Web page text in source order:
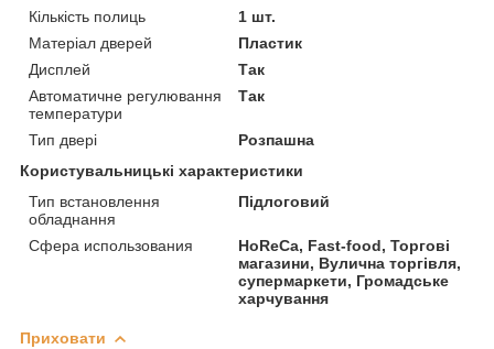
Кількість полиць
1 шт.
Матеріал дверей
Пластик
Дисплей
Так
Автоматичне регулювання
температури
Так
Тип двері
Розпашна
Користувальницькі характеристики
Тип встановлення
обладнання
Підлоговий
Сфера использования
HoReCa, Fast-food, Торгові
магазини, Вулична торгівля,
супермаркети, Громадське
харчування
Приховати